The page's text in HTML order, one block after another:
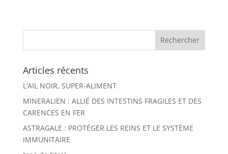
Articles récents
L’AIL NOIR, SUPER-ALIMENT
MINERALIEN : ALLIÉ DES INTESTINS FRAGILES ET DES
CARENCES EN FER
ASTRAGALE : PROTÉGER LES REINS ET LE SYSTÈME
IMMUNITAIRE